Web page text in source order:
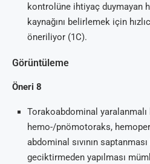
kontrolüne ihtiyaç duymayan
kaynağını belirlemek için
öneriliyor (1C).
Görüntüleme
Öneri 8
Torakoabdominal
hemo-/pnömotoraks,
abdominal sıvının
geciktirmeden yapılması